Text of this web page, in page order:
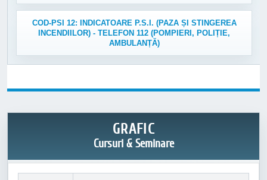
COD-PSI 12: INDICATOARE P.S.I. (PAZA ȘI STINGEREA
INCENDIILOR) - TELEFON 112 (POMPIERI, POLIȚIE,
AMBULANȚĂ)
GRAFIC
Cursuri & Seminare